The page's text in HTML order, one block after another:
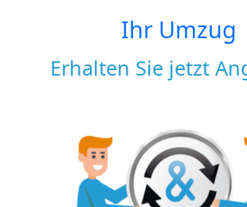
Ihr Umzug
Erhalten Sie jetzt